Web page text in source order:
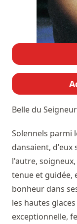
Belle du Seigneur
Solennels parmi
dansaient, d'eux
l'autre,
tenue et guidée,
bonheur dans
les hautes
exceptionnelle,